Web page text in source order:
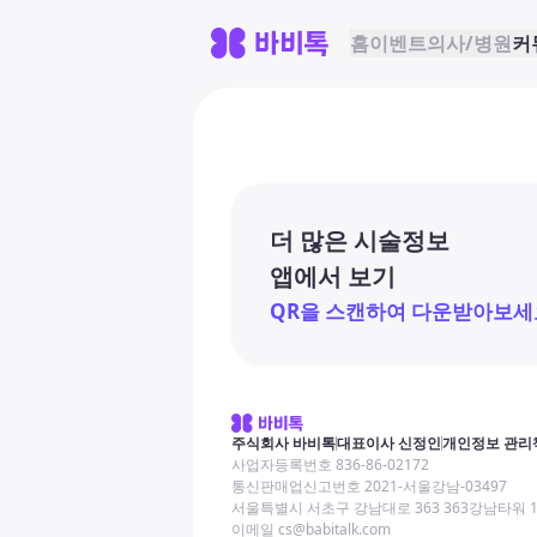
홈이벤트의사/병원커
더 많은 시술정보
앱에서 보기
QR을 스캔하여 다운받아보세
주식회사 바비톡대표이사 신정인개인정보 관리
사업자등록번호 836-86-02172
통신판매업신고번호 2021-서울강남-03497
서울특별시 서초구 강남대로 363 363강남타워
이메일 cs@babitalk.com